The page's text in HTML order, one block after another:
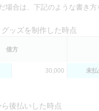
場合は、下記のような書き方
ッズを制作した時点
借方
30,000 未払
後払いした時点